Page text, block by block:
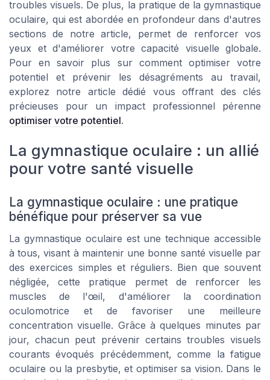
troubles visuels. De plus, la pratique de la gymnastique
oculaire, qui est abordée en profondeur dans d'autres
sections de notre article, permet de renforcer vos
yeux et d'améliorer votre capacité visuelle globale.
Pour en savoir plus sur comment optimiser votre
potentiel et prévenir les désagréments au travail,
explorez notre article dédié vous offrant des clés
précieuses pour un impact professionnel pérenne
optimiser votre potentiel.
La gymnastique oculaire : un allié
pour votre santé visuelle
La gymnastique oculaire : une pratique
bénéfique pour préserver sa vue
La gymnastique oculaire est une technique accessible
à tous, visant à maintenir une bonne santé visuelle par
des exercices simples et réguliers. Bien que souvent
négligée, cette pratique permet de renforcer les
muscles de l'œil, d'améliorer la coordination
oculomotrice et de favoriser une meilleure
concentration visuelle. Grâce à quelques minutes par
jour, chacun peut prévenir certains troubles visuels
courants évoqués précédemment, comme la fatigue
oculaire ou la presbytie, et optimiser sa vision. Dans le